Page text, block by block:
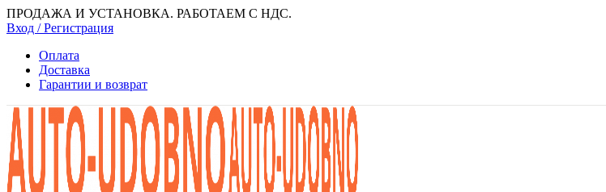
ПРОДАЖА И УСТАНОВКА. РАБОТАЕМ С НДС.
Вход / Регистрация
Оплата
Доставка
Гарантии и возврат